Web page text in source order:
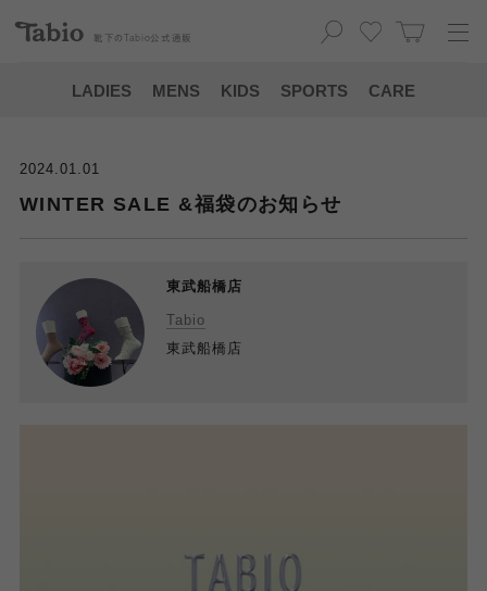
靴下の Tabio 公式通販
LADIES MENS KIDS SPORTS CARE
2024.01.01
WINTER SALE &福袋のお知らせ
東武船橋店
Tabio
東武船橋店